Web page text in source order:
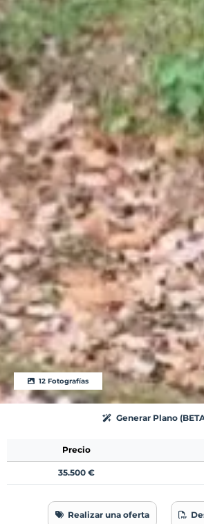
12 Fotografías
Generar Plano
Precio
35.500 €
Realizar una oferta